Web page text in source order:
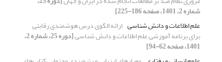
شماره 2، 1401، صفحه 186-225]
علم اطلاعات و دانش شناسی ارائه الگوی درس هوشمندی رقابتی
برای برنامه آموزشی علم اطلاعات و دانش شناسی [دوره 25، شماره 2،
1401، صفحه 62-94]